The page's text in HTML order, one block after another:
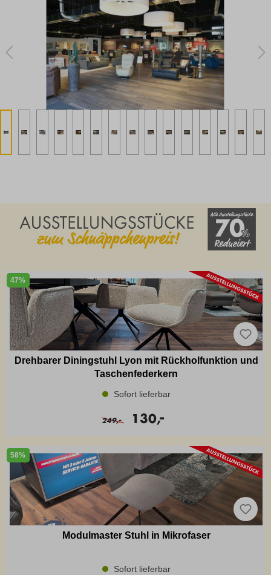
47%
Drehbarer Diningstuhl Lyon mit Rückholfunktion und
Taschenfederkern
Sofort lieferbar
249,
- 130,
-
58%
Modulmaster Stuhl in Mikrofaser
Sofort lieferbar